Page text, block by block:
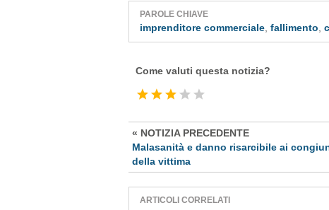
PAROLE CHIAVE
imprenditore commerciale, fallimento,
Come valuti questa notizia?
« NOTIZIA PRECEDENTE
Malasanità e danno risarcibile ai
della vittima
ARTICOLI CORRELATI